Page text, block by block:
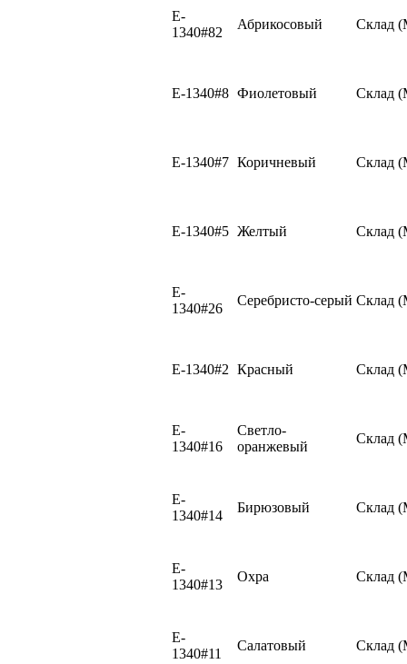
E-
1340#82
Абрикосовый Склад
E-1340#8 Фиолетовый Склад
E-1340#7 Коричневый Склад
E-1340#5 Желтый Склад
E-
1340#26
Серебристо-серый Склад
E-1340#2 Красный Склад
E-
1340#16
Светло-
оранжевый
Склад
E-
1340#14
Бирюзовый Склад
E-
1340#13
Охра Склад
E-
1340#11
Салатовый Склад